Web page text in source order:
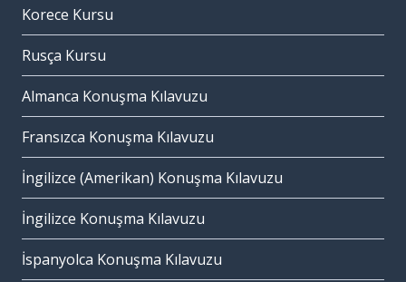
Korece Kursu
Rusça Kursu
Almanca Konuşma Kılavuzu
Fransızca Konuşma Kılavuzu
İngilizce (Amerikan) Konuşma Kılavuzu
İngilizce Konuşma Kılavuzu
İspanyolca Konuşma Kılavuzu